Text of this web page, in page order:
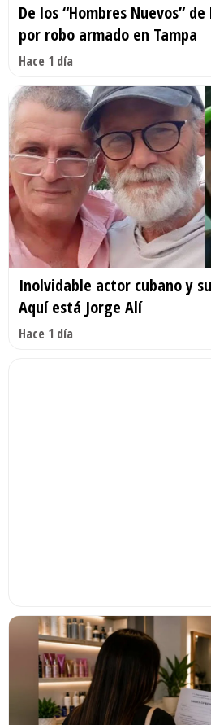
De los “Hombres Nuevos”
por robo armado en Tampa
Hace 1 día
Inolvidable actor cubano y
Aquí está Jorge Alí
Hace 1 día